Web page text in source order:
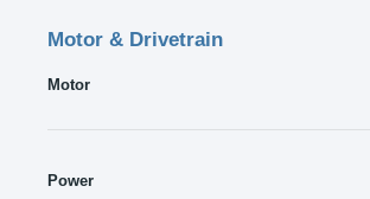
Motor & Drivetrain
Motor
Power